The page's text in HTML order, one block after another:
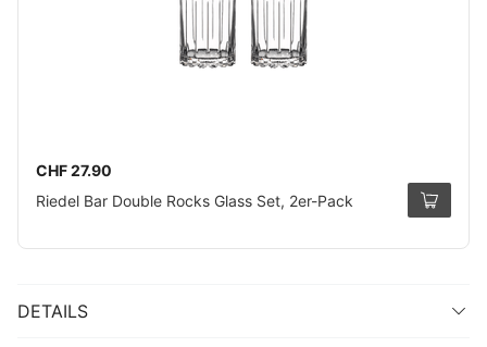
CHF 27.90
Riedel Bar Double Rocks Glass Set, 2er-Pack
DETAILS